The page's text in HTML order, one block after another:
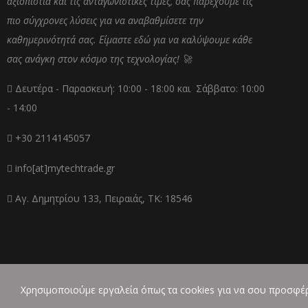
πιο σύγχρονες λύσεις για να αναβαθμίσετε την
καθημερινότητά σας. Είμαστε εδώ για να καλύψουμε κάθε
σας ανάγκη στον κόσμο της τεχνολογίας! 🚀
Δευτέρα - Παρασκευή: 10:00 - 18:00 και Σάββατο: 10:00
- 14:00
+30 2114145057
info[at]mytechtrade.gr
Αγ. Δημητρίου 133, Πειραιάς, ΤΚ: 18546
mytechtrade.gr | Copyright © 2025 Created by C.P
Χρησιμοποιούμε εργαλεία όπως τα cookies για να σου